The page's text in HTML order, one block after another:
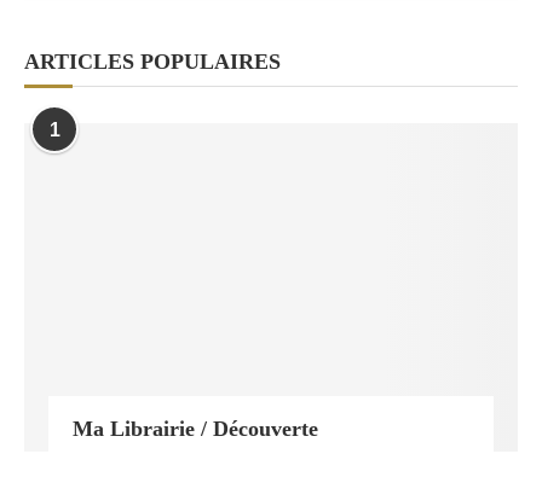
ARTICLES POPULAIRES
1
Ma Librairie / Découverte